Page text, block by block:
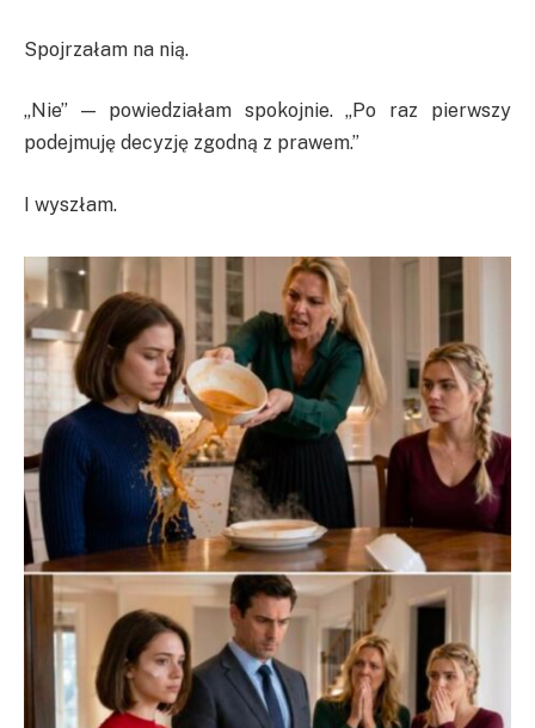
Spojrzałam na nią.
„Nie” — powiedziałam spokojnie. „Po raz pierwszy
podejmuję decyzję zgodną z prawem.”
I wyszłam.